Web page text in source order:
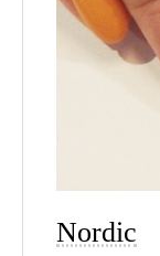
Nordic